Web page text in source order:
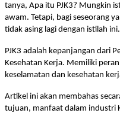
tanya, Apa itu PJK3? Mungkin
awam. Tetapi, bagi seseorang
tidak asing lagi dengan istilah
PJK3 adalah kepanjangan dari
Kesehatan Kerja. Memiliki
keselamatan dan kesehatan
Artikel ini akan membahas
tujuan, manfaat dalam industri